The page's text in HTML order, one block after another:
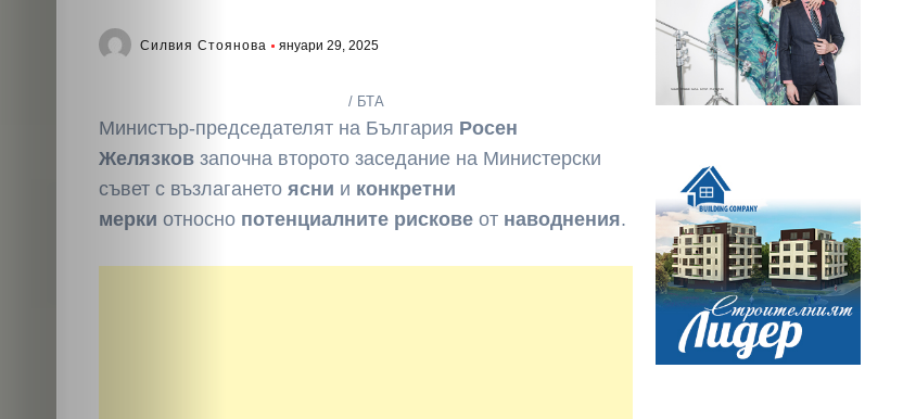
Силвия Стоянова януари 29, 2025
/ БТА
Министър-председателят на България Росен
Желязковзапочна второто заседание на Министерски
съвет с възлаганетоясни и конкретни
меркиотносно потенциалните рисковеот наводнения.